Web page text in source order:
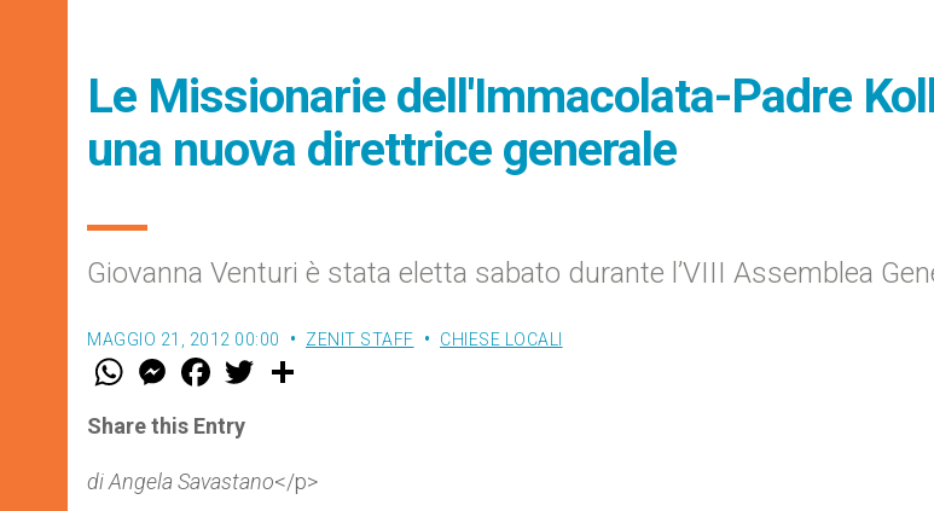
Le Missionarie dell'Immacolata-Padre
una nuova direttrice generale
Giovanna Venturi è stata eletta sabato durante l’VIII Assemblea
MAGGIO 21, 2012 00:00 ZENIT STAFF CHIESE LOCALI
W
t
s
p
p
M
e
s
e
g
e
F
a
e
b
o
k
w
r
Share this Entry
di Angela Savastano</p>